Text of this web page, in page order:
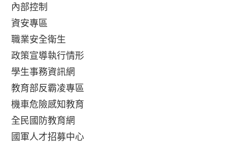
內部控制
資安專區
職業安全衛生
政策宣導執行情形
學生事務資訊網
教育部反霸凌專區
機車危險感知教育
全民國防教育網
國軍人才招募中心